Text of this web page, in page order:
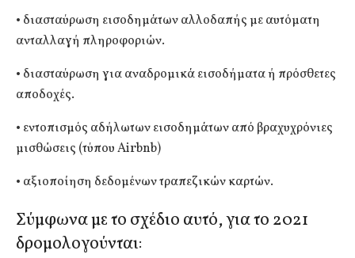
• διασταύρωση εισοδημάτων αλλοδαπής με αυτόματη
ανταλλαγή πληροφοριών.
• διασταύρωση για αναδρομικά εισοδήματα ή πρόσθετες
αποδοχές.
• εντοπισμός αδήλωτων εισοδημάτων από βραχυχρόνιες
μισθώσεις (τύπου Airbnb)
• αξιοποίηση δεδομένων τραπεζικών καρτών.
Σύμφωνα με το σχέδιο αυτό, για το 2021
δρομολογούνται: